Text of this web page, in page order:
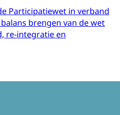
Participatiewet in verband
brengen van de wet
re-integratie en